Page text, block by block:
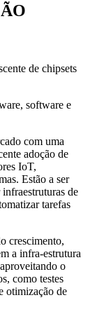
de chipsets
software e
com uma
adoção de
IoT,
Estão a ser
de
tarefas
crescimento,
a infra-estrutura
o
como testes
otimização de